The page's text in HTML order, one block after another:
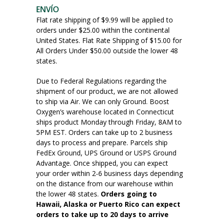
ENVÍO
Flat rate shipping of $9.99 will be applied to
orders under $25.00 within the continental
United States. Flat Rate Shipping of $15.00 for
All Orders Under $50.00 outside the lower 48
states.
Due to Federal Regulations regarding the
shipment of our product, we are not allowed
to ship via Air. We can only Ground. Boost
Oxygen’s warehouse located in Connecticut
ships product Monday through Friday, 8AM to
5PM EST. Orders can take up to 2 business
days to process and prepare. Parcels ship
FedEx Ground, UPS Ground or USPS Ground
Advantage. Once shipped, you can expect
your order within 2-6 business days depending
on the distance from our warehouse within
the lower 48 states. Orders going to
Hawaii, Alaska or Puerto Rico can expect
orders to take up to 20 days to arrive